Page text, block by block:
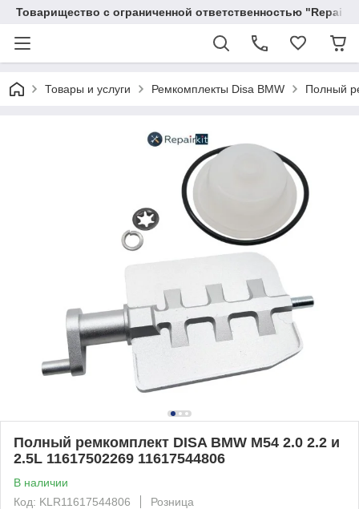
Товарищество с ограниченной ответственностью
Товары и услуги Ремкомплекты Disa BMW Полный
Полный ремкомплект DISA BMW M54 2.0 2.2 и
2.5L 11617502269 11617544806
В наличии
Код: KLR11617544806
Розница